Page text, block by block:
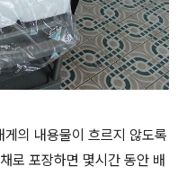
의 내용물이 흐르지 않도록
로 포장하면 몇시간 동안 배